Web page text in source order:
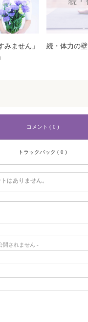
みません」
続・体力の壁
コメント ( 0 )
トラックバック ( 0 )
はありません。
開されません -